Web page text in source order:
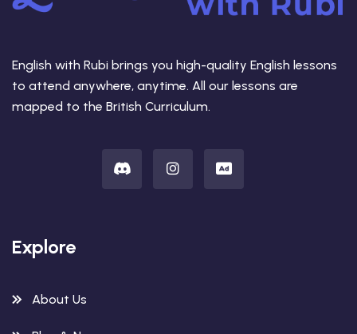
English with Rubi brings you high-quality English lessons
to attend anywhere, anytime. All our lessons are
mapped to the British Curriculum.
Explore
About Us